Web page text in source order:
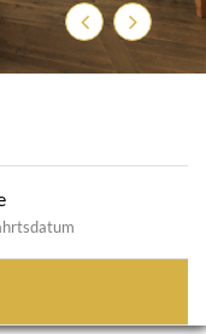
Previous
Next